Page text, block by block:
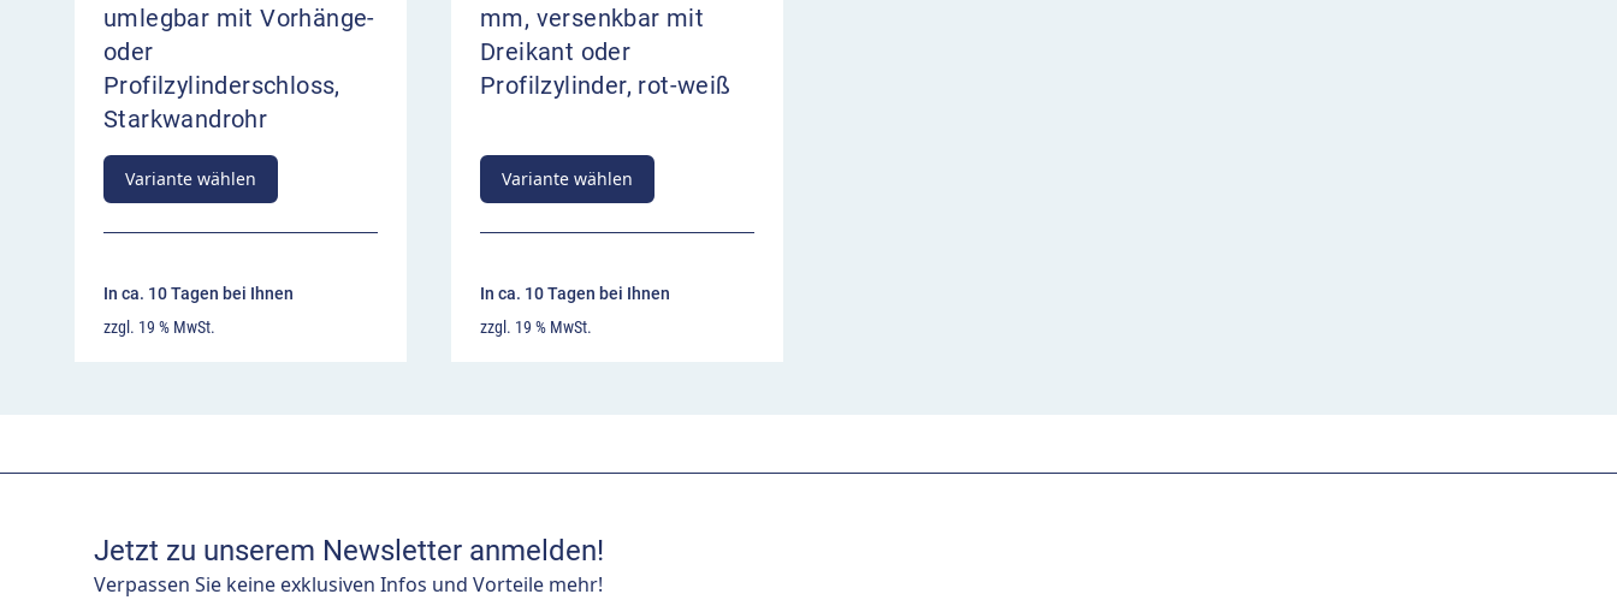
umlegbar mit Vorhänge-
oder
Profilzylinderschloss,
Starkwandrohr
Variante wählen
In ca. 10 Tagen bei Ihnen
zzgl. 19 % MwSt.
mm, versenkbar mit
Dreikant oder
Profilzylinder, rot-weiß
Variante wählen
In ca. 10 Tagen bei Ihnen
zzgl. 19 % MwSt.
Jetzt zu unserem Newsletter anmelden!
Verpassen Sie keine exklusiven Infos und Vorteile mehr!